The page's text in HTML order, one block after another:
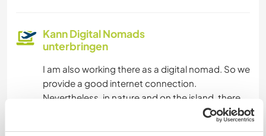
Kann Digital Nomads
unterbringen
I am also working there as a digital nomad. So we
provide a good internet connection.
Nevertheless, in nature and on the island, there